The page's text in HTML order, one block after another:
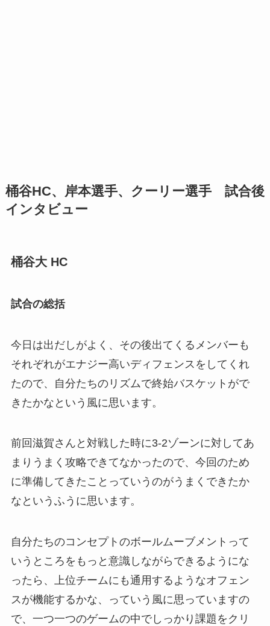
桶谷HC、岸本選手、クーリー選手 試合後
インタビュー
桶谷大 HC
試合の総括
今日は出だしがよく、その後出てくるメンバーも
それぞれがエナジー高いディフェンスをしてくれ
たので、自分たちのリズムで終始バスケットがで
きたかなという風に思います。
前回滋賀さんと対戦した時に3-2ゾーンに対してあ
まりうまく攻略できてなかったので、今回のため
に準備してきたことっていうのがうまくできたか
なというふうに思います。
自分たちのコンセプトのボールムーブメントって
いうところをもっと意識しながらできるようにな
ったら、上位チームにも通用するようなオフェン
スが機能するかな、っていう風に思っていますの
で、一つ一つのゲームの中でしっかり課題をクリ